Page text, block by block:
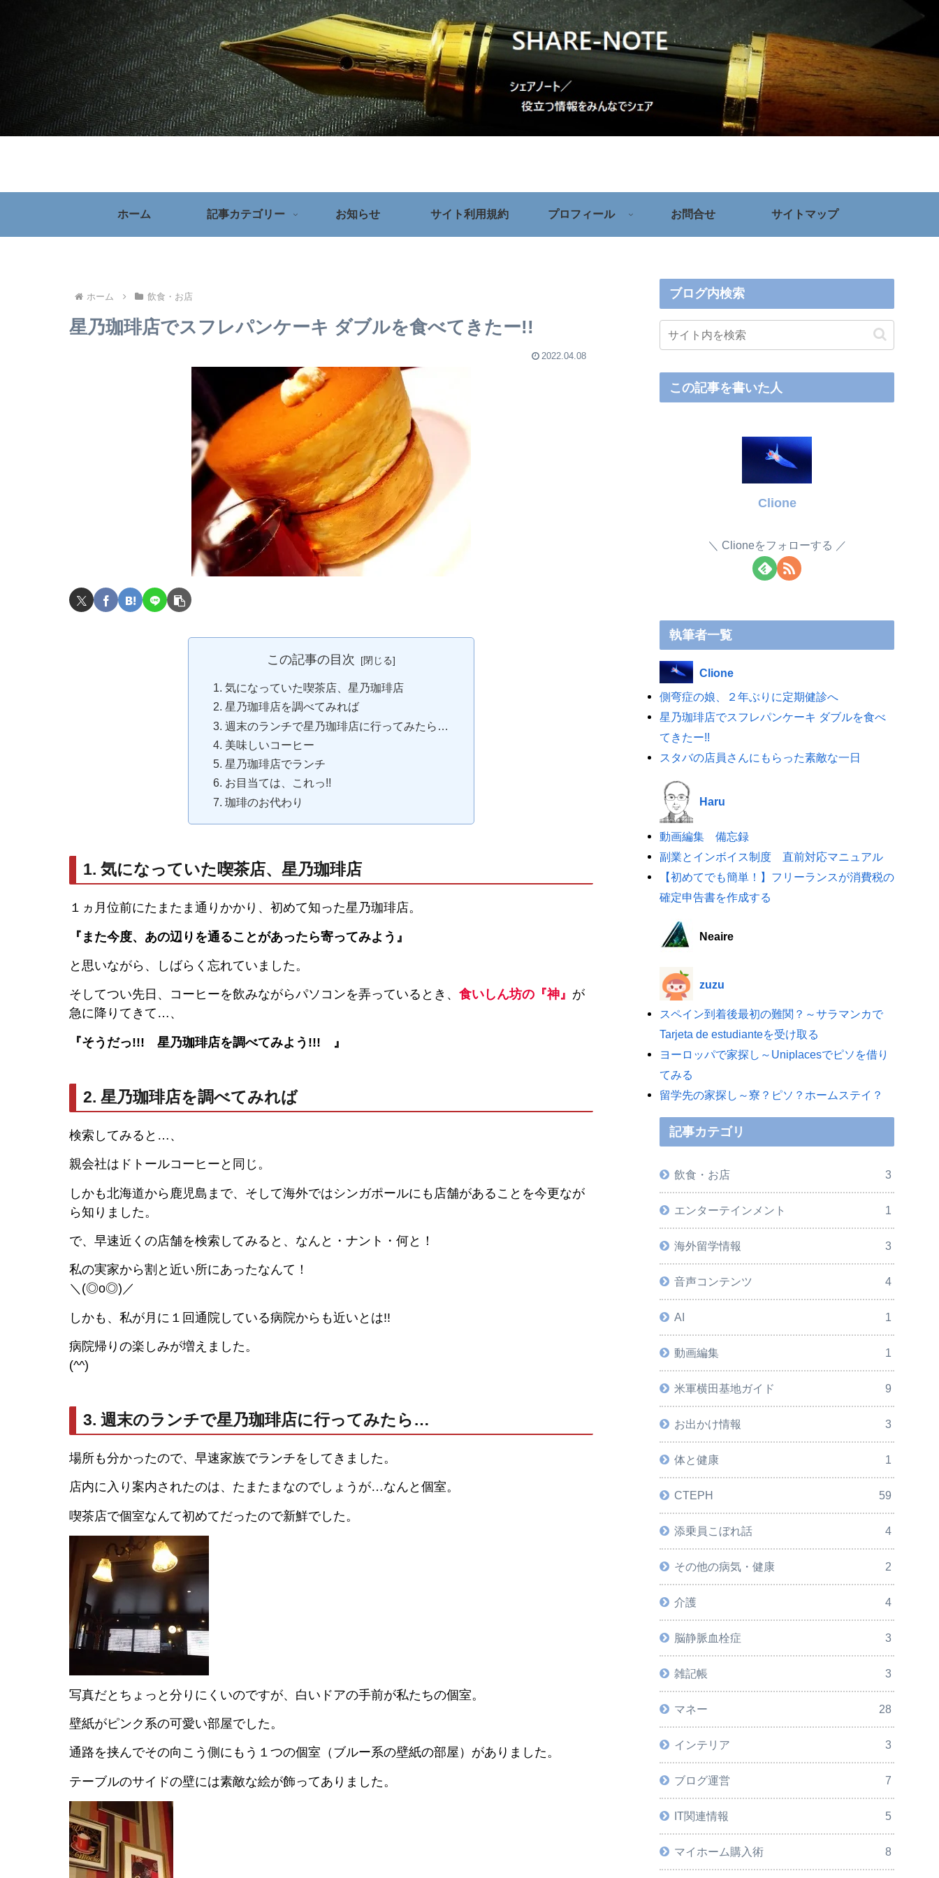
ホーム 記事カテゴリー お知らせ サイト利用規約 プロフィール お問合せ サイトマップ
ホーム 飲食・お店
星乃珈琲店でスフレパンケーキ ダブルを食べてきたー!!
2022.04.08
この記事の目次
1. 気になっていた喫茶店、星乃珈琲店
2. 星乃珈琲店を調べてみれば
3. 週末のランチで星乃珈琲店に行ってみたら…
4. 美味しいコーヒー
5. 星乃珈琲店でランチ
6. お目当ては、これっ!!
7. 珈琲のお代わり
1. 気になっていた喫茶店、星乃珈琲店
１ヵ月位前にたまたま通りかかり、初めて知った星乃珈琲店。
『また今度、あの辺りを通ることがあったら寄ってみよう』
と思いながら、しばらく忘れていました。
そしてつい先日、コーヒーを飲みながらパソコンを弄っているとき、 食いしん坊の『神』 が
急に降りてきて…、
『そうだっ!!! 星乃珈琲店を調べてみよう!!! 』
2. 星乃珈琲店を調べてみれば
検索してみると…、
親会社はドトールコーヒーと同じ。
しかも北海道から鹿児島まで、そして海外ではシンガポールにも店舗があることを今更なが
ら知りました。
で、早速近くの店舗を検索してみると、なんと・ナント・何と！
私の実家から割と近い所にあったなんて！
＼(◎o◎)／
しかも、私が月に１回通院している病院からも近いとは!!
病院帰りの楽しみが増えました。
(^^)
3. 週末のランチで星乃珈琲店に行ってみたら…
場所も分かったので、早速家族でランチをしてきました。
店内に入り案内されたのは、たまたまなのでしょうが…なんと個室。
喫茶店で個室なんて初めてだったので新鮮でした。
写真だとちょっと分りにくいのですが、白いドアの手前が私たちの個室。
壁紙がピンク系の可愛い部屋でした。
通路を挟んでその向こう側にもう１つの個室（ブルー系の壁紙の部屋）がありました。
テーブルのサイドの壁には素敵な絵が飾ってありました。
ブログ内検索
この記事を書いた人
Clione
Clioneをフォローする
執筆者一覧
Clione
側弯症の娘、２年ぶりに定期健診へ
星乃珈琲店でスフレパンケーキ ダブルを食べ
てきたー!!
スタバの店員さんにもらった素敵な一日
Haru
動画編集 備忘録
副業とインボイス制度 直前対応マニュアル
【初めてでも簡単！】フリーランスが消費税の
確定申告書を作成する
Neaire
zuzu
スペイン到着後最初の難関？～サラマンカで
Tarjeta de estudianteを受け取る
ヨーロッパで家探し～Uniplacesでピソを借り
てみる
留学先の家探し～寮？ピソ？ホームステイ？
記事カテゴリ
飲食・お店 3
エンターテインメント 1
海外留学情報 3
音声コンテンツ 4
AI 1
動画編集 1
米軍横田基地ガイド 9
お出かけ情報 3
体と健康 1
CTEPH 59
添乗員こぼれ話 4
その他の病気・健康 2
介護 4
脳静脈血栓症 3
雑記帳 3
マネー 28
インテリア 3
ブログ運営 7
IT関連情報 5
マイホーム購入術 8